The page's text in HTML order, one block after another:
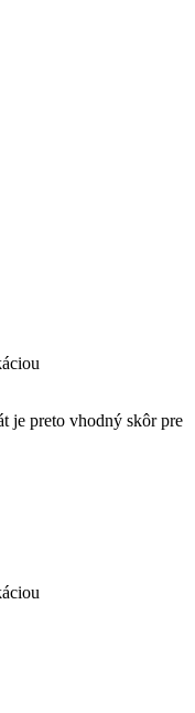
je preto vhodný skôr pre